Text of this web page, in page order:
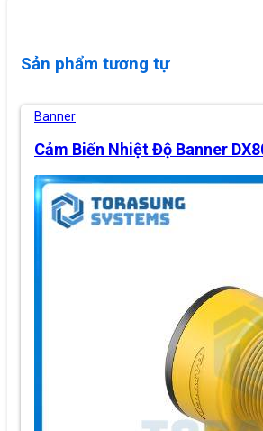
Sản phẩm tương tự
Banner
Cảm Biến Nhiệt Độ Banner